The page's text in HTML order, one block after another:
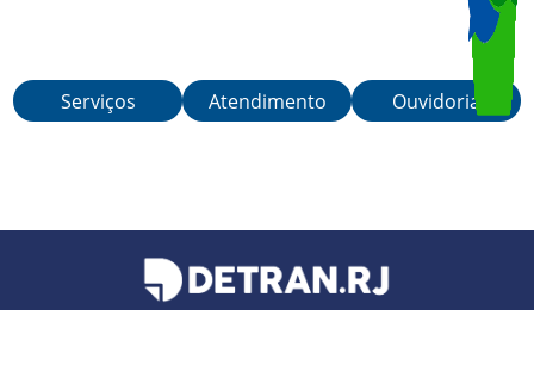
normalmente no próximo dia útil, segunda-
feira (3/11).
Serviços Atendimento Ouvidoria